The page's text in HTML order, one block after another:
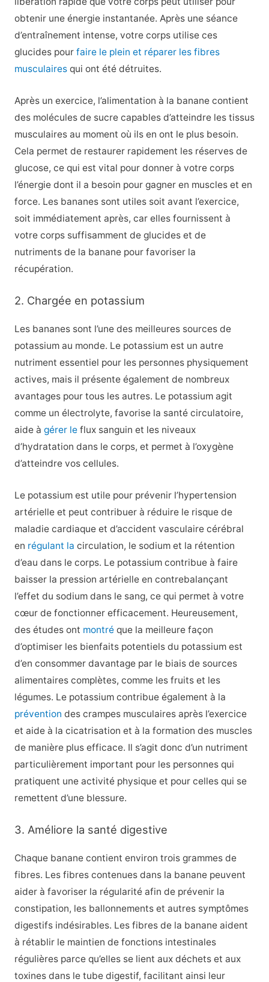
obtenir une énergie instantanée. Après une séance
d’entraînement intense, votre corps utilise ces
glucides pour faire le plein et réparer les fibres
musculairesqui ont été détruites.
Après un exercice, l’alimentation à la banane contient
des molécules de sucre capables d’atteindre les tissus
musculaires au moment où ils en ont le plus besoin.
Cela permet de restaurer rapidement les réserves de
glucose, ce qui est vital pour donner à votre corps
l’énergie dont il a besoin pour gagner en muscles et en
force. Les bananes sont utiles soit avant l’exercice,
soit immédiatement après, car elles fournissent à
votre corps suffisamment de glucides et de
nutriments de la banane pour favoriser la
récupération.
2. Chargée en potassium
Les bananes sont l’une des meilleures sources de
potassium au monde. Le potassium est un autre
nutriment essentiel pour les personnes physiquement
actives, mais il présente également de nombreux
avantages pour tous les autres. Le potassium agit
comme un électrolyte, favorise la santé circulatoire,
aide à gérer leflux sanguin et les niveaux
d’hydratation dans le corps, et permet à l’oxygène
d’atteindre vos cellules.
Le potassium est utile pour prévenir l’hypertension
artérielle et peut contribuer à réduire le risque de
maladie cardiaque et d’accident vasculaire cérébral
en régulant la circulation, le sodium et la rétention
d’eau dans le corps. Le potassium contribue à faire
baisser la pression artérielle en contrebalançant
l’effet du sodium dans le sang, ce qui permet à votre
cœur de fonctionner efficacement. Heureusement,
des études ont montréque la meilleure façon
d’optimiser les bienfaits potentiels du potassium est
d’en consommer davantage par le biais de sources
alimentaires complètes, comme les fruits et les
légumes. Le potassium contribue également à la
prévention des crampes musculaires après l’exercice
et aide à la cicatrisation et à la formation des muscles
de manière plus efficace. Il s’agit donc d’un nutriment
particulièrement important pour les personnes qui
pratiquent une activité physique et pour celles qui se
remettent d’une blessure.
3. Améliore la santé digestive
Chaque banane contient environ trois grammes de
fibres. Les fibres contenues dans la banane peuvent
aider à favoriser la régularité afin de prévenir la
constipation, les ballonnements et autres symptômes
digestifs indésirables. Les fibres de la banane aident
à rétablir le maintien de fonctions intestinales
régulières parce qu’elles se lient aux déchets et aux
toxines dans le tube digestif, facilitant ainsi leur